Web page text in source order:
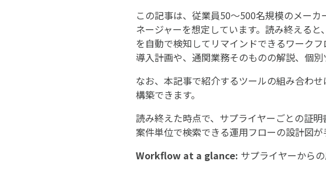
この記事は、従業員50〜500名規模のメー
ネージャーを想定しています。読み終える
を自動で検知してリマインドできるワーク
導入計画や、通関業務そのものの解説、個
なお、本記事で紹介するツールの組み合わ
構築できます。
読み終えた時点で、サプライヤーごとの証
案件単位で検索できる運用フローの設計図が
Workflow at a glance: サプライヤーから